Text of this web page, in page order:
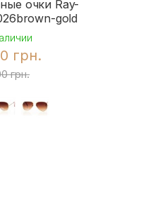
очки Ray-
gold
грн.
грн.